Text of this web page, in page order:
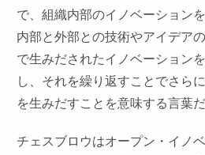
で、組織内部のイノベーション
内部と外部との技術やアイデア
で生みだされたイノベーション
し、それを繰り返すことでさら
を生みだすことを意味する言葉だ
チェスブロウはオープン・イノ